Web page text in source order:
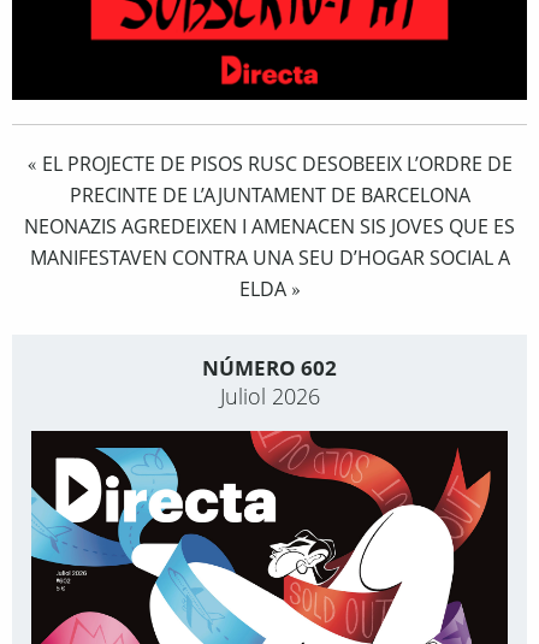
« EL PROJECTE DE PISOS RUSC DESOBEEIX L’ORDRE DE
PRECINTE DE L’AJUNTAMENT DE BARCELONA
NEONAZIS AGREDEIXEN I AMENACEN SIS JOVES QUE ES
MANIFESTAVEN CONTRA UNA SEU D’HOGAR SOCIAL A
ELDA»
NÚMERO 602
Juliol 2026